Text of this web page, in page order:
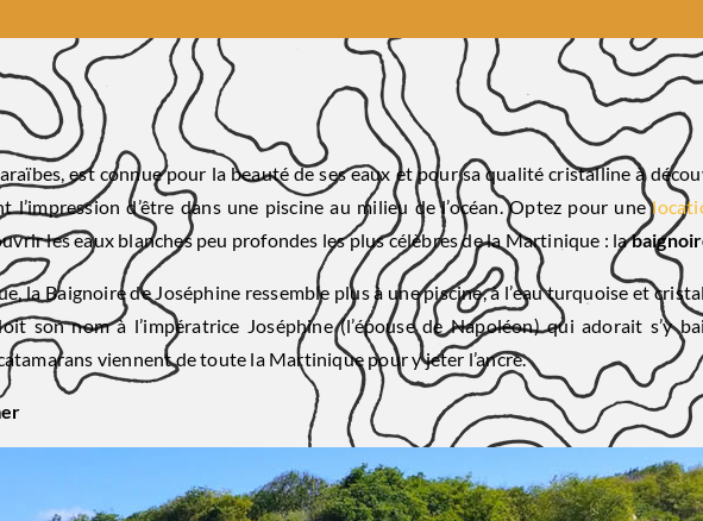
est connue pour la beauté de ses eaux et pour sa qualité cristalline à
d’être dans une piscine au milieu de l’océan. Optez pour une
les eaux blanches peu profondes les plus célèbres de la Martinique : la
la Baignoire de Joséphine ressemble plus à une piscine, à l’eau turquoise et
son nom à l’impératrice Joséphine (l’épouse de Napoléon) qui adorait s’y
viennent de toute la Martinique pour y jeter l’ancre.